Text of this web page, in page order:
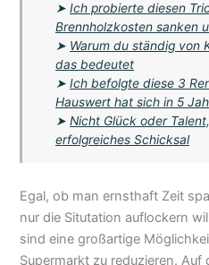
➤Ich probierte diesen
Brennholzkosten sanken
➤ Warum du ständig von
das bedeutet
➤Ich befolgte diese 3
Hauswert hat sich in 5
➤Nicht Glück oder
erfolgreiches Schicksal
Egal, ob man ernsthaft Zeit
nur die Situtation auflockern
sind eine großartige
Supermarkt zu reduzieren.